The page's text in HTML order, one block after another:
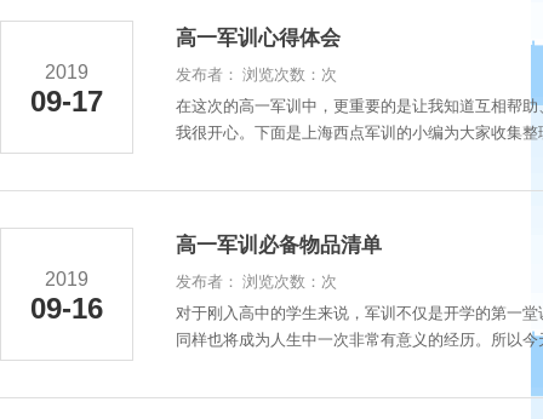
2019
09-17
高一军训心得体会
发布者： 浏览次数：次
在这次的高一军训中，更重要的是让我知道互相帮
我很开心。下面是上海西点军训的小编为大家收集
2019
09-16
高一军训必备物品清单
发布者： 浏览次数：次
对于刚入高中的学生来说，军训不仅是开学的第一
同样也将成为人生中一次非常有意义的经历。所以